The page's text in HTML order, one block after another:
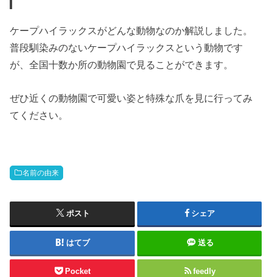
ケープハイラックスがどんな動物なのか解説しました。
普段馴染みのないケープハイラックスという動物です
が、全国十数か所の動物園で見ることができます。
ぜひ近くの動物園で可愛い姿と特殊な爪を見に行ってみ
てください。
名前の由来
ポスト シェア
はてブ 送る
Pocket feedly